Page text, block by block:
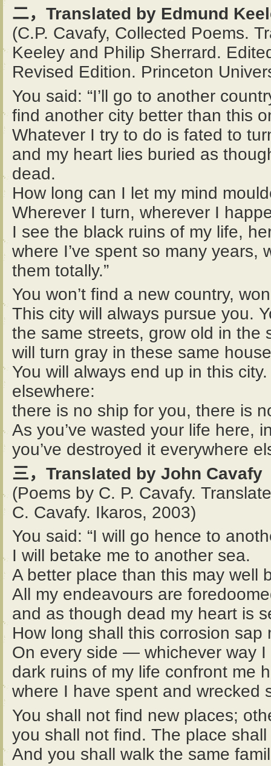
二，Translated by Edmund
(C.P. Cavafy, Collected Poems.
Keeley and Philip Sherrard.
Revised Edition. Princeton
You said: “I’ll go to another
find another city better than this
Whatever I try to do is fated to
and my heart lies buried as
dead.
How long can I let my mind
Wherever I turn, wherever I
I see the black ruins of my life,
where I’ve spent so many years,
them totally.”
You won’t find a new country,
This city will always pursue you.
the same streets, grow old in the
will turn gray in these same
You will always end up in this
elsewhere:
there is no ship for you, there is
As you’ve wasted your life here,
you’ve destroyed it everywhere
三，Translated by John Cavafy
(Poems by C. P. Cavafy.
C. Cavafy. Ikaros, 2003)
You said: “I will go hence to
I will betake me to another sea.
A better place than this may well
All my endeavours are
and as though dead my heart is
How long shall this corrosion sap
On every side — whichever way
dark ruins of my life confront me
where I have spent and wrecked
You shall not find new places;
you shall not find. The place
And you shall walk the same